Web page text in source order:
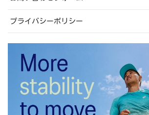
プライバシーポリシー